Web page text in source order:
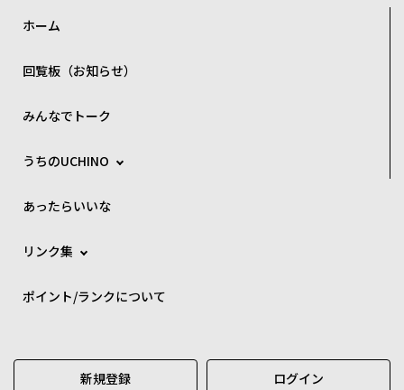
ホーム
回覧板（お知らせ）
みんなでトーク
うちのUCHINO
あったらいいな
リンク集
ポイント/ランクについて
新規登録 ログイン